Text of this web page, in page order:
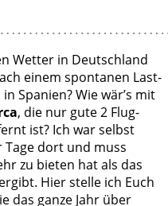
Wetter in Deutschland
einem spontanen Last-
Spanien? Wie wär’s mit
, die nur gute 2 Flug-
ist? Ich war selbst
dort und muss
zu bieten hat als das
Hier stelle ich Euch
das ganze Jahr über